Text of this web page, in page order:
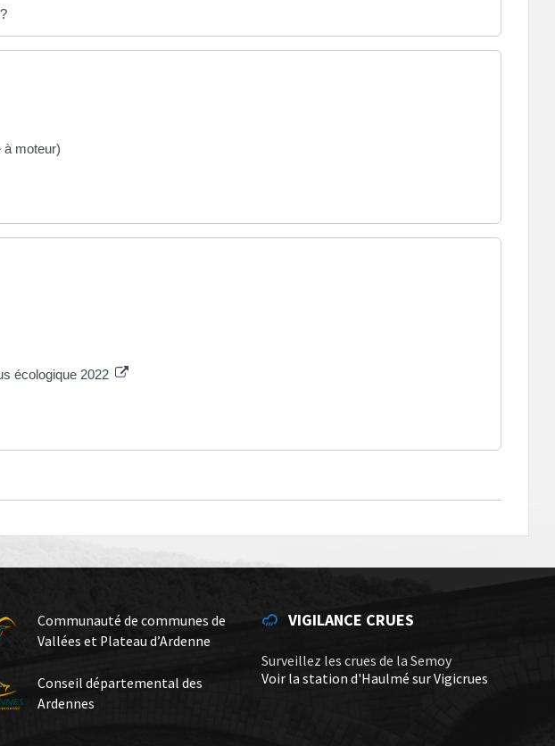
à moteur)
écologique 2022
Communauté de communes de
Vallées et Plateau d’Ardenne
Conseil départemental des
Ardennes
VIGILANCE CRUES
Surveillez les crues de la Semoy
Voir la station d'Haulmé sur Vigicrues